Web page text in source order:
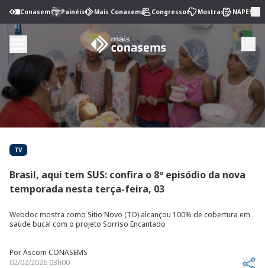
Conasems Painéis Mais Conasems Congressos Mostras NAPES
TV
Brasil, aqui tem SUS: confira o 8º episódio da nova
temporada nesta terça-feira, 03
Webdoc mostra como Sitio Novo (TO) alcançou 100% de cobertura em
saúde bucal com o projeto Sorriso Encantado
PorAscom CONASEMS
02/02/2026 03h00